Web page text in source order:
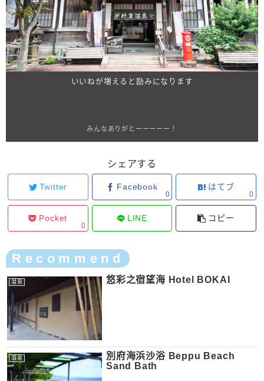
いいねが増えると励みになります
みんなありがとーーーーー！
シェアする
Twitter Facebook
0
はてブ
0
Pocket
0
LINE コピー
Recommend
温泉 悠彩之宿望海 Hotel BOKAI
温泉
別府海浜沙浴 Beppu Beach
Sand Bath